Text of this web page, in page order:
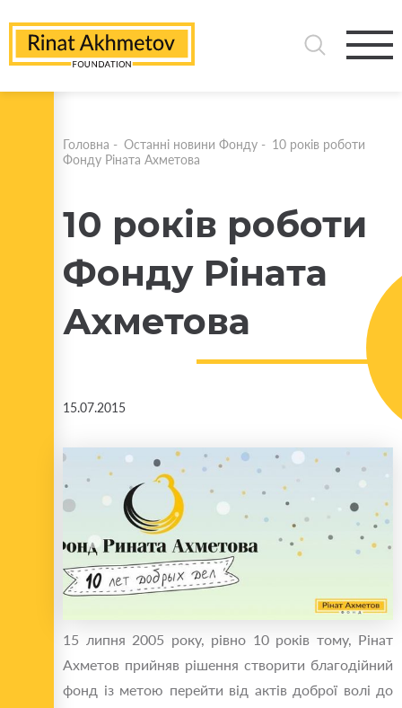
Головна - Останні новини Фонду - 10 років роботи
Фонду Ріната Ахметова
10 років роботи
Фонду Ріната
Ахметова
15.07.2015
15 липня 2005 року, рівно 10 років тому, Рінат
Ахметов прийняв рішення створити благодійний
фонд із метою перейти від актів доброї волі до